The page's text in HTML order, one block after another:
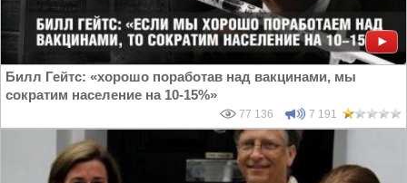
Билл Гейтс: «хорошо поработав над вакцинами, мы
сократим население на 10-15%»
77 136 7 191